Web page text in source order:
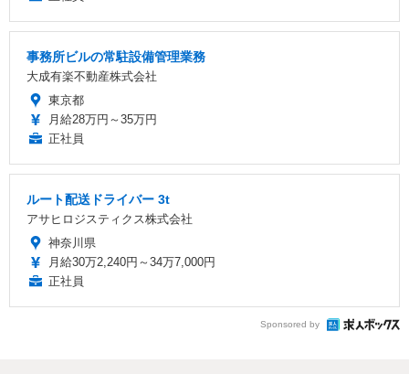
事務所ビルの常駐設備管理業務
大成有楽不動産株式会社
東京都
月給28万円～35万円
正社員
ルート配送ドライバー 3t
アサヒロジスティクス株式会社
神奈川県
月給30万2,240円～34万7,000円
正社員
Sponsored by